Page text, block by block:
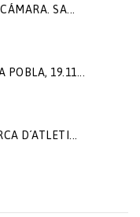
SA...
POBLA, 19.11...
D´ATLETI...